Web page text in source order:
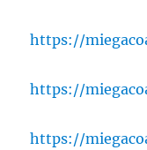
https://
https://
https://